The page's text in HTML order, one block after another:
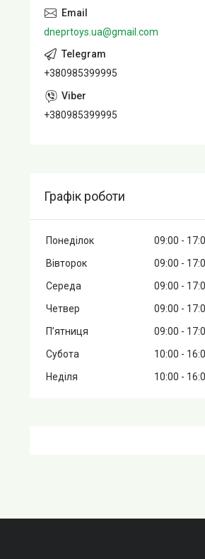
dneprtoys.ua@gmail.com
+380985399995
+380985399995
Графік роботи
Понеділок 09:00
Вівторок
09:00
Середа
09:00
Четвер
09:00
Пʼятниця
09:00
Субота
10:00
Неділя
10:00